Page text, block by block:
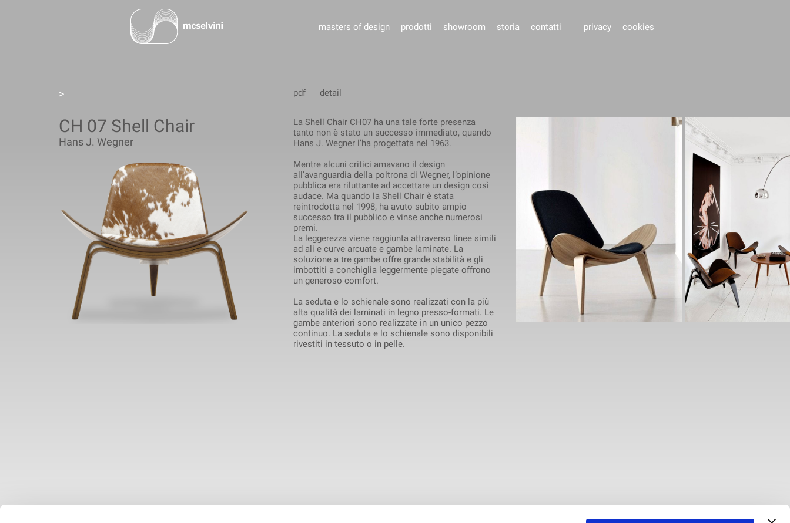
masters of design prodotti showroom storia contatti privacy cookies
>
CH 07 Shell Chair
Hans J. Wegner
pdf detail
La Shell Chair CH07 ha una tale forte presenza
tanto non è stato un successo immediato, quando
Hans J. Wegner l’ha progettata nel 1963.
Mentre alcuni critici amavano il design
all’avanguardia della poltrona di Wegner, l’opinione
pubblica era riluttante ad accettare un design così
audace. Ma quando la Shell Chair è stata
reintrodotta nel 1998, ha avuto subito ampio
successo tra il pubblico e vinse anche numerosi
premi.
La leggerezza viene raggiunta attraverso linee simili
ad ali e curve arcuate e gambe laminate. La
soluzione a tre gambe offre grande stabilità e gli
imbottiti a conchiglia leggermente piegate offrono
un generoso comfort.
La seduta e lo schienale sono realizzati con la più
alta qualità dei laminati in legno presso-formati. Le
gambe anteriori sono realizzate in un unico pezzo
continuo. La seduta e lo schienale sono disponibili
rivestiti in tessuto o in pelle.